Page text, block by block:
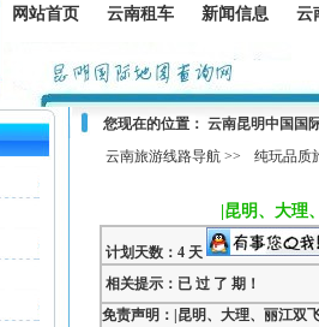
网站首页 云南租车 新闻信息 云
您现在的位置： 云南昆明中国国
云南旅游线路导航 >>
纯玩品质
|昆明、大理
计划天数：4 天
相关提示：已 过 了 期！
免责声明：|昆明、大理、丽江双